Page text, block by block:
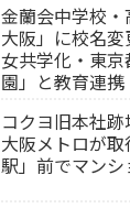
金蘭会中学校
大阪」に校名
女共学化・東
園」と教育連携
コクヨ旧本社
大阪メトロが
駅」前でマン